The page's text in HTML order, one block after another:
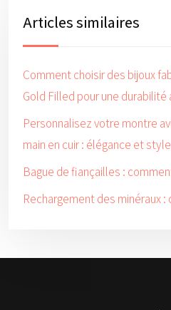
Articles similaires
Comment choisir des bijoux
Gold Filled pour une durabilité
Personnalisez votre montre
main en cuir : élégance et
Bague de fiançailles :
Rechargement des minéraux